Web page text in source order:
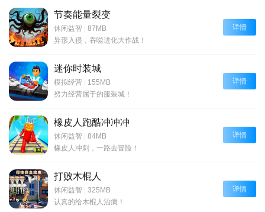
节奏能量裂变
休闲益智 | 87MB
异形入侵，吞噬进化大作战！
详情
迷你时装城
模拟经营 | 155MB
努力经营属于的服装城！
详情
橡皮人跑酷冲冲冲
休闲益智 | 84MB
橡皮人冲刺，一路去冒险！
详情
打败木棍人
休闲益智 | 325MB
认真的给木棍人治病！
详情